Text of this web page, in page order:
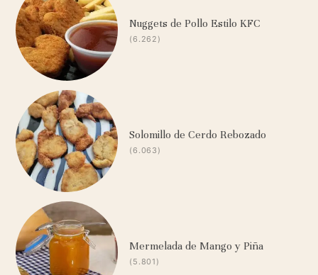
Nuggets de Pollo Estilo KFC
(6.262)
Solomillo de Cerdo Rebozado
(6.063)
Mermelada de Mango y Piña
(5.801)